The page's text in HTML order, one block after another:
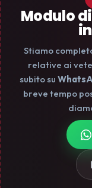
Modulo
Stiamo
relative ai
subito su
breve tempo